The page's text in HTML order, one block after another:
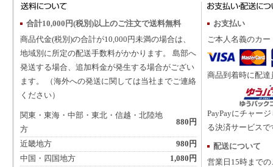
合計10,000円(税別)以上のご注文で送料無料
商品代金(税別)の合計が10,000円未満の場合は、
地域別に所定の配送手数料がかかります。 島部へ
発送する場合、追加料金が発生する場合がござい
ます。 （海外への発送に関しては当社までご連絡
ください）
関東・東海・中部・東北・信越・北陸地
方
880円
近畿地方
980円
中国・四国地方
1,080円
お支払い
ご本人名義のカ
商品到着時に配
PayPayにチャー
る決済サービスで
配送について
営業日15時まで